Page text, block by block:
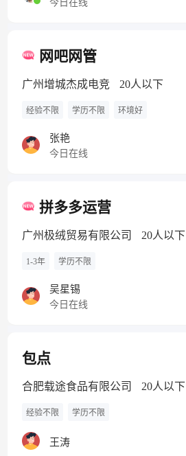
今日在线
网吧网管
广州增城杰成电竞 20人以下
经验不限 学历不限 环境好
张艳
今日在线
拼多多运营
广州极绒贸易有限公司 20人以下
1-3年 学历不限
吴星锡
今日在线
包点
合肥载途食品有限公司 20人以下
经验不限 学历不限
王涛